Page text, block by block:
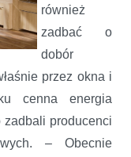
również
zadbać o
dobór
przez okna i
cenna energia
zadbali producenci
– Obecnie